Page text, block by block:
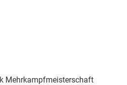
Mehrkampfmeisterschaft